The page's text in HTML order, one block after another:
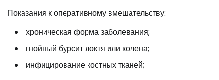
Показания к оперативному вмешательству:
хроническая форма заболевания;
гнойный бурсит локтя или колена;
инфицирование костных тканей;